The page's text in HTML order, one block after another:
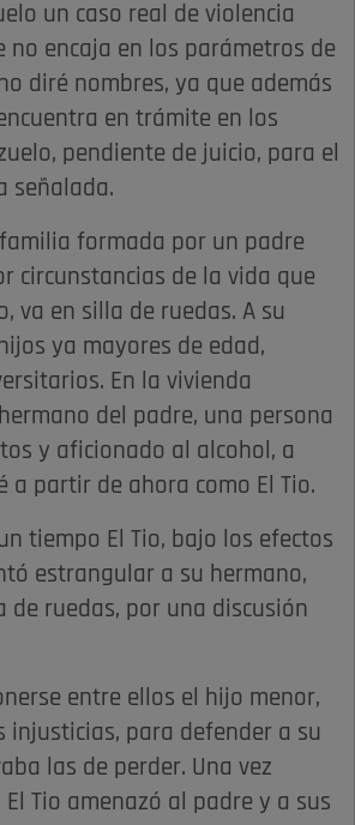
un caso real de violencia
encaja en los parámetros de
diré nombres, ya que además
en trámite en los
pendiente de juicio, para el
señalada.
formada por un padre
circunstancias de la vida que
va en silla de ruedas. A su
ya mayores de edad,
En la vivienda
del padre, una persona
y aficionado al alcohol, a
a partir de ahora como El Tio.
tiempo El Tio, bajo los efectos
estrangular a su hermano,
de ruedas, por una discusión
entre ellos el hijo menor,
injusticias, para defender a su
las de perder. Una vez
Tio amenazó al padre y a sus